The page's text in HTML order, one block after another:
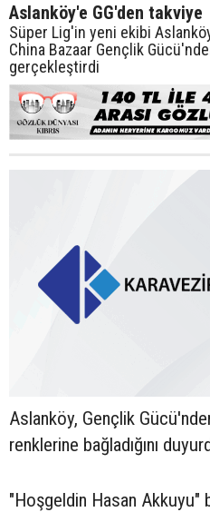
Aslanköy'e GG'den takviye
Süper Lig'in yeni ekibi
China Bazaar Gençlik
gerçekleştirdi
Aslanköy, Gençlik
renklerine bağladığını
"Hoşgeldin Hasan Akkuyu"